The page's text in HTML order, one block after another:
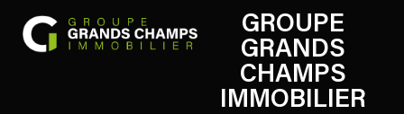
GROUPE
GRANDS
CHAMPS
IMMOBILIER